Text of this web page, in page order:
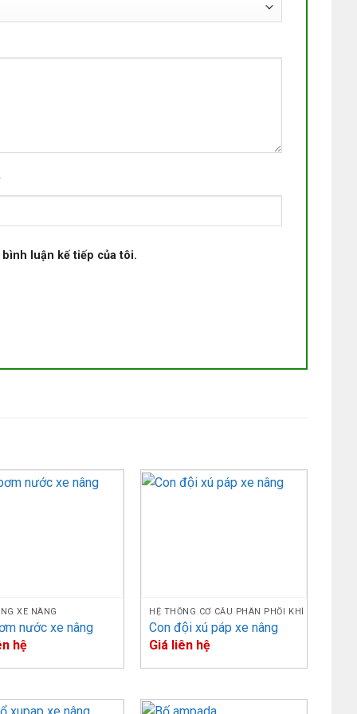
luận kế tiếp của tôi.
XE NÂNG
nước xe nâng
hệ
HỆ THỐNG CƠ CẤU PHÂN PHỐI KHÍ
Con đội xú páp xe nâng
Giá liên hệ